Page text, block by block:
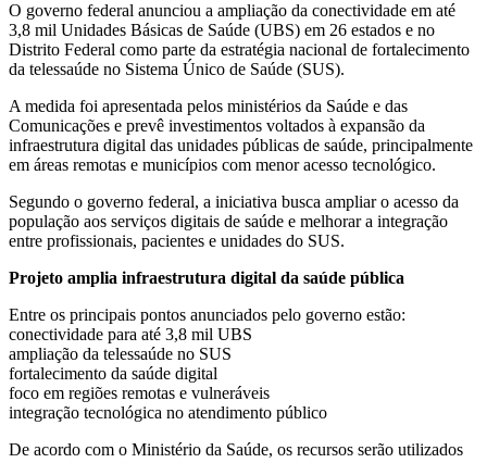
O governo federal anunciou a ampliação da conectividade em até
3,8 mil Unidades Básicas de Saúde (UBS) em 26 estados e no
Distrito Federal como parte da estratégia nacional de fortalecimento
da telessaúde no Sistema Único de Saúde (SUS).
A medida foi apresentada pelos ministérios da Saúde e das
Comunicações e prevê investimentos voltados à expansão da
infraestrutura digital das unidades públicas de saúde, principalmente
em áreas remotas e municípios com menor acesso tecnológico.
Segundo o governo federal, a iniciativa busca ampliar o acesso da
população aos serviços digitais de saúde e melhorar a integração
entre profissionais, pacientes e unidades do SUS.
Projeto amplia infraestrutura digital da saúde pública
Entre os principais pontos anunciados pelo governo estão:
conectividade para até 3,8 mil UBS
ampliação da telessaúde no SUS
fortalecimento da saúde digital
foco em regiões remotas e vulneráveis
integração tecnológica no atendimento público
De acordo com o Ministério da Saúde, os recursos serão utilizados